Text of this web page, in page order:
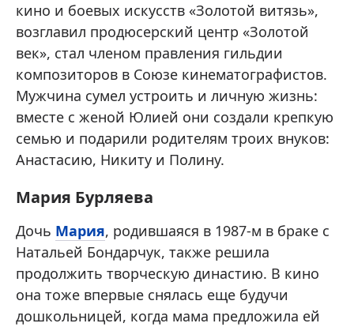
кино и боевых искусств «Золотой витязь»,
возглавил продюсерский центр «Золотой
век», стал членом правления гильдии
композиторов в Союзе кинематографистов.
Мужчина сумел устроить и личную жизнь:
вместе с женой Юлией они создали крепкую
семью и подарили родителям троих внуков:
Анастасию, Никиту и Полину.
Мария Бурляева
Дочь Мария, родившаяся в 1987-м в браке с
Натальей Бондарчук, также решила
продолжить творческую династию. В кино
она тоже впервые снялась еще будучи
дошкольницей, когда мама предложила ей